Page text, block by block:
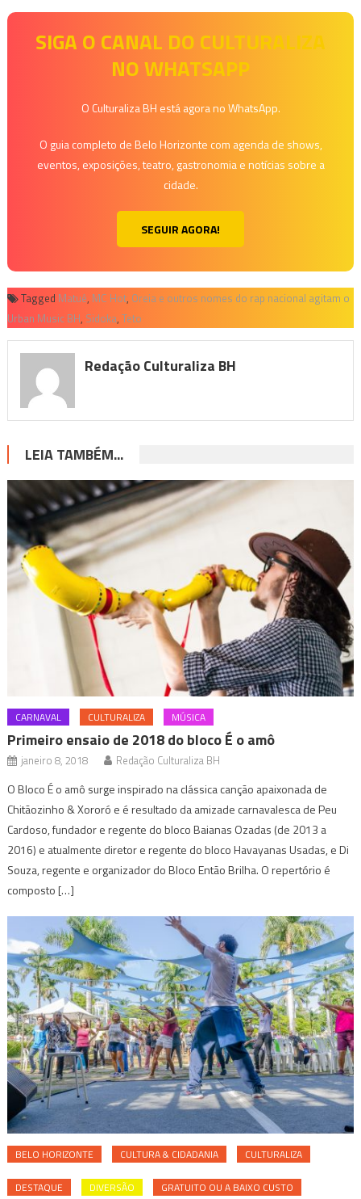
SIGA O CANAL DO CULTURALIZA
NO WHATSAPP
O Culturaliza BH está agora no WhatsApp.
O guia completo de Belo Horizonte com agenda de shows,
eventos, exposições, teatro, gastronomia e notícias sobre a
cidade.
SEGUIR AGORA!
Tagged Matuê, MC Hot, Oreia e outros nomes do rap nacional agitam o
Urban Music BH, Sidoka, Teto
Redação Culturaliza BH
LEIA TAMBÉM...
CARNAVAL CULTURALIZA MÚSICA
Primeiro ensaio de 2018 do bloco É o amô
janeiro 8, 2018 Redação Culturaliza BH
O Bloco É o amô surge inspirado na clássica canção apaixonada de
Chitãozinho & Xororó e é resultado da amizade carnavalesca de Peu
Cardoso, fundador e regente do bloco Baianas Ozadas (de 2013 a
2016) e atualmente diretor e regente do bloco Havayanas Usadas, e Di
Souza, regente e organizador do Bloco Então Brilha. O repertório é
composto […]
BELO HORIZONTE CULTURA & CIDADANIA CULTURALIZA
DESTAQUE DIVERSÃO GRATUITO OU A BAIXO CUSTO